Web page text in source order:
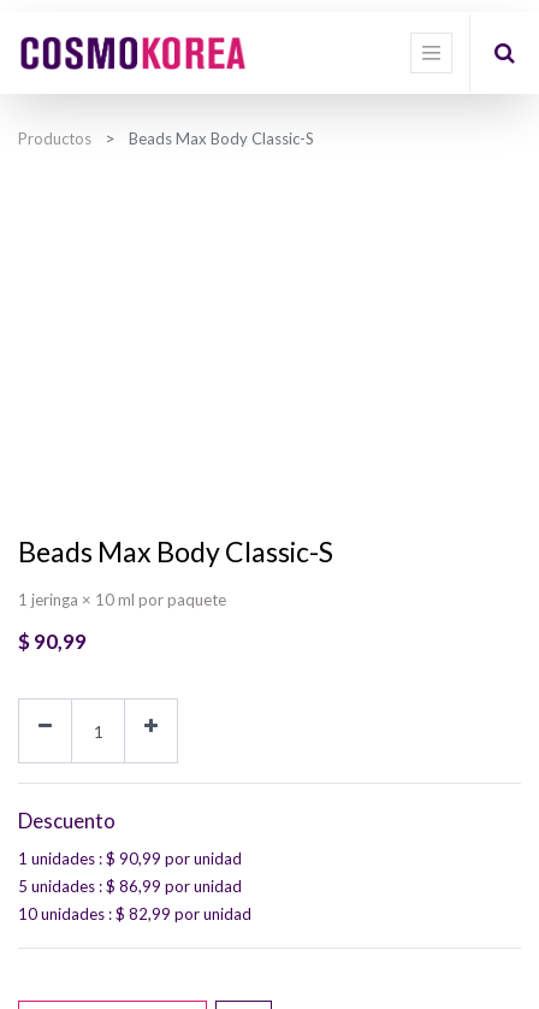
Productos Beads Max Body Classic-S
Beads Max Body Classic-S
1 jeringa × 10 ml por paquete
$90,99
Descuento
1 unidades : $ 90,99 por unidad
5 unidades : $ 86,99 por unidad
10 unidades : $ 82,99 por unidad